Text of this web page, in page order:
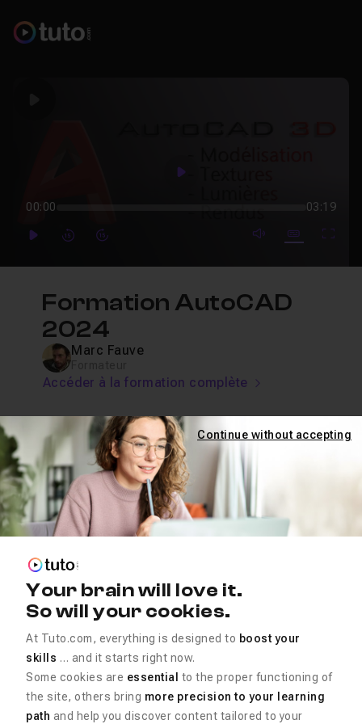
Play
00:00 03:19
PlayForwardForward mute video
Subtitles
Formation AutoCAD
2024
Marc Fauve
Accéder à la formation complète